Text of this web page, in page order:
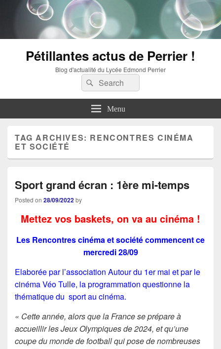
Pétillantes actus de Perrier !
Blog d'actualité du Lycée Edmond Perrier
Search
for:
Search
Menu
TAG ARCHIVES: RENCONTRES CINÉMA
ET SOCIÉTÉ
Sport grand écran : 1ère mi-temps
Posted on 28/09/2022by
Mettez vos baskets, on va au cinéma !
Les Rencontres cinéma et société commencent ce
mercredi 28/09
Elaborée par l’association Autour du 1er mai et par le
cinéma Véo Tulle, la programmation questionne la
thématique du sport au cinéma.
« Cette année, alors que la France se prépare à
accueillir les Jeux Olympiques de 2024, et qu’une
coupe du monde de football qui pose de nombreuses